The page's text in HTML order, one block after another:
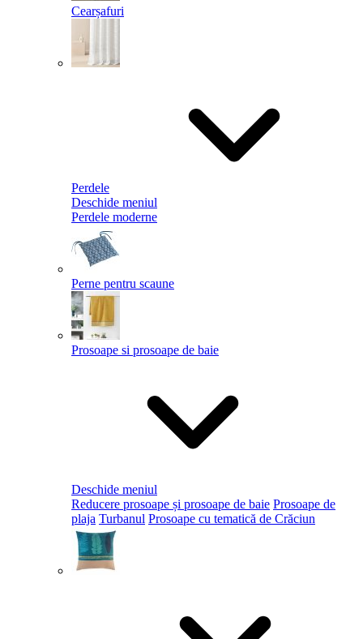
Cearșafuri
Perdele
Deschide meniul
Perdele moderne
Perne pentru scaune
Prosoape si prosoape de baie
Deschide meniul
Reducere prosoape și prosoape de baie Prosoape de
plaja Turbanul Prosoape cu tematică de Crăciun